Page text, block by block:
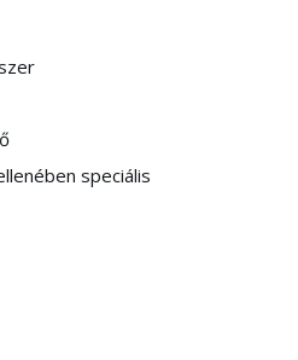
speciális